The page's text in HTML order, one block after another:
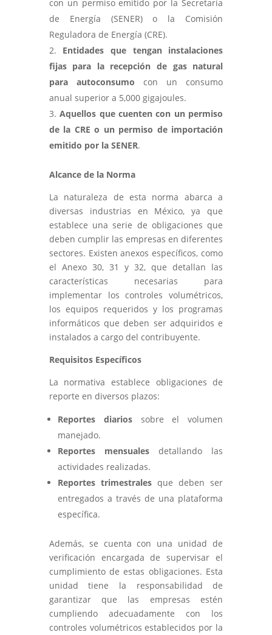
con un permiso emitido por la Secretaría
de Energía (SENER) o la Comisión
Reguladora de Energía (CRE).
Entidades que tengan instalaciones
fijas para la recepción de gas natural
para autoconsumo con un consumo
anual superior a 5,000 gigajoules.
Aquellos que cuenten con un permiso
de la CRE o un permiso de importación
emitido por la SENER.
Alcance de la Norma
La naturaleza de esta norma abarca a
diversas industrias en México, ya que
establece una serie de obligaciones que
deben cumplir las empresas en diferentes
sectores. Existen anexos específicos, como
el Anexo 30, 31 y 32, que detallan las
características necesarias para
implementar los controles volumétricos,
los equipos requeridos y los programas
informáticos que deben ser adquiridos e
instalados a cargo del contribuyente.
Requisitos Específicos
La normativa establece obligaciones de
reporte en diversos plazos:
Reportes diariossobre el volumen
manejado.
Reportes mensualesdetallando las
actividades realizadas.
Reportes trimestralesque deben ser
entregados a través de una plataforma
específica.
Además, se cuenta con una unidad de
verificación encargada de supervisar el
cumplimiento de estas obligaciones. Esta
unidad tiene la responsabilidad de
garantizar que las empresas estén
cumpliendo adecuadamente con los
controles volumétricos establecidos por la